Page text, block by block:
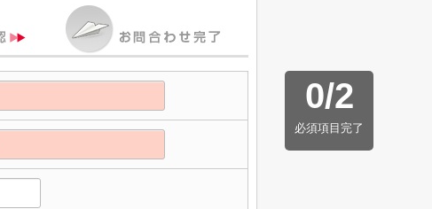
0/2
必須項目完了